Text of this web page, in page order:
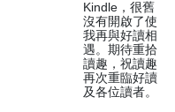
Kindle，很舊
沒有開啟了使
我再與好讀相
遇。期待重拾
讀趣，祝讀趣
再次重臨好讀
及各位讀者。